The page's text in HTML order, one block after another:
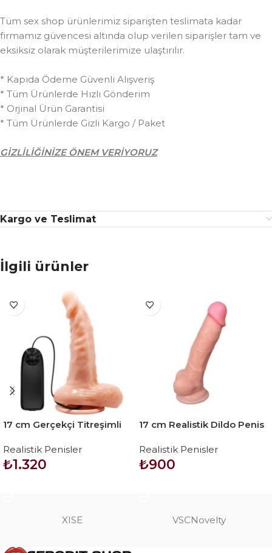
Tüm sex shop ürünlerimiz siparişten teslimata kadar
firmamız güvencesi altında olup verilen siparişler tam ve
eksiksiz olarak müşterilerimize ulaştırılır.
* Kapıda Ödeme Güvenli Alışveriş
* Tüm Ürünlerde Hızlı Gönderim
* Orjinal Ürün Garantisi
* Tüm Ürünlerde Gizli Kargo / Paket
GİZLİLİĞİNİZE ÖNEM VERİYORUZ
Kargo ve Teslimat
İlgili ürünler
17 cm Gerçekçi Titreşimli
Realistik Penisler
₺1.320
17 cm Realistik Dildo Penis
Realistik Penisler
₺900
XISE VSCNovelty